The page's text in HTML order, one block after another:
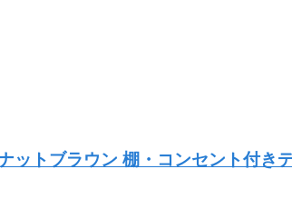
トブラウン 棚・コンセント付き